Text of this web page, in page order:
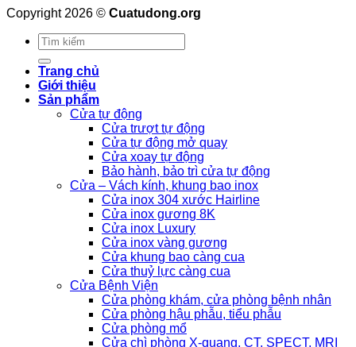
Copyright 2026 © Cuatudong.org
Tìm
kiếm:
Trang chủ
Giới thiệu
Sản phẩm
Cửa tự động
Cửa trượt tự động
Cửa tự động mở quay
Cửa xoay tự động
Bảo hành, bảo trì cửa tự động
Cửa – Vách kính, khung bao inox
Cửa inox 304 xước Hairline
Cửa inox gương 8K
Cửa inox Luxury
Cửa inox vàng gương
Cửa khung bao càng cua
Cửa thuỷ lực càng cua
Cửa Bệnh Viện
Cửa phòng khám, cửa phòng bệnh nhân
Cửa phòng hậu phẫu, tiểu phẫu
Cửa phòng mổ
Cửa chì phòng X-quang, CT, SPECT, MRI